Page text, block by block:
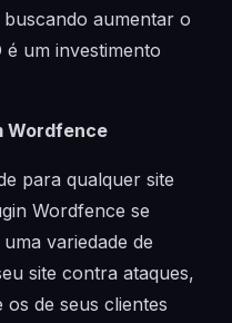
aumentar o
um investimento
Wordfence
para qualquer site
Wordfence se
variedade de
site contra ataques,
os de seus clientes